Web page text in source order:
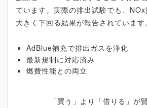
ています。実際の排出試験でも、
大きく下回る結果が報告されています。
AdBlue補充で排出ガスを浄化
最新規制に対応済み
燃費性能との両立
「買う」より「借りる」が